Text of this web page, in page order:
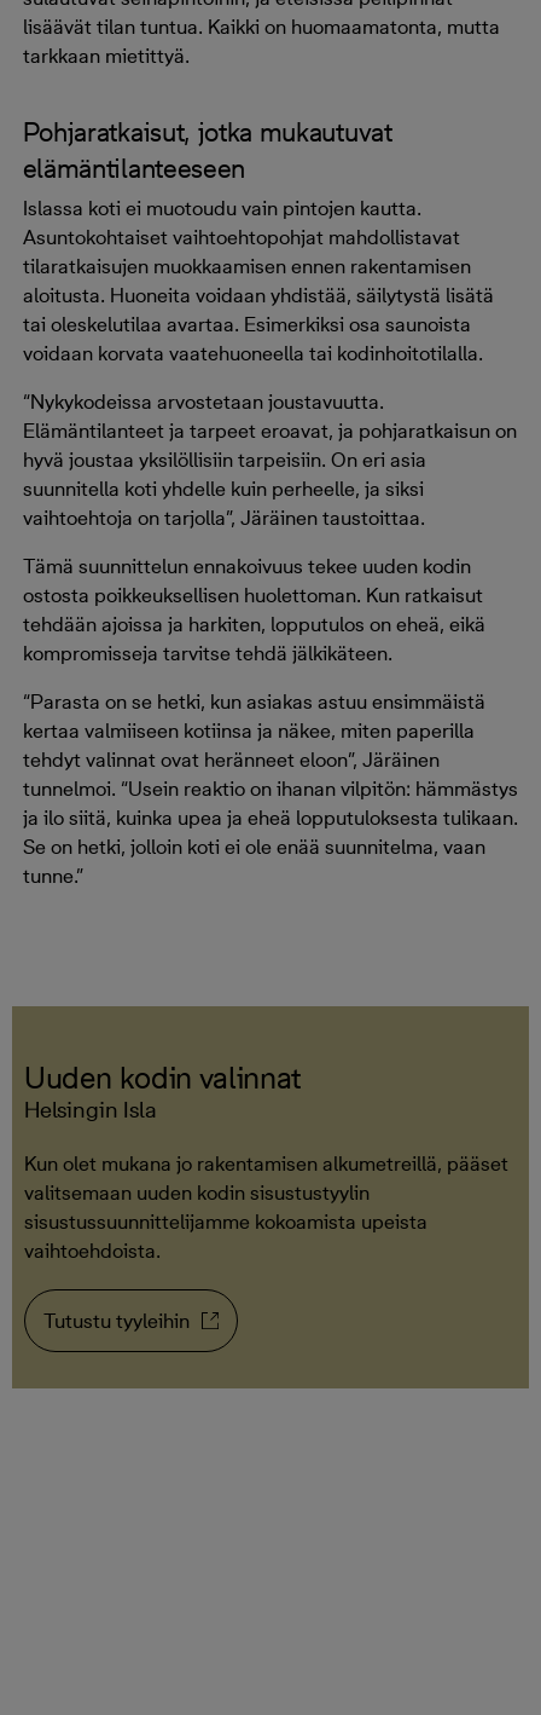
lisäävät tilan tuntua. Kaikki on huomaamatonta, mutta
tarkkaan mietittyä.
Pohjaratkaisut, jotka mukautuvat
elämäntilanteeseen
Islassa koti ei muotoudu vain pintojen kautta.
Asuntokohtaiset vaihtoehtopohjat mahdollistavat
tilaratkaisujen muokkaamisen ennen rakentamisen
aloitusta. Huoneita voidaan yhdistää, säilytystä lisätä
tai oleskelutilaa avartaa. Esimerkiksi osa saunoista
voidaan korvata vaatehuoneella tai kodinhoitotilalla.
“Nykykodeissa arvostetaan joustavuutta.
Elämäntilanteet ja tarpeet eroavat, ja pohjaratkaisun on
hyvä joustaa yksilöllisiin tarpeisiin. On eri asia
suunnitella koti yhdelle kuin perheelle, ja siksi
vaihtoehtoja on tarjolla”, Järäinen taustoittaa.
Tämä suunnittelun ennakoivuus tekee uuden kodin
ostosta poikkeuksellisen huolettoman. Kun ratkaisut
tehdään ajoissa ja harkiten, lopputulos on eheä, eikä
kompromisseja tarvitse tehdä jälkikäteen.
“Parasta on se hetki, kun asiakas astuu ensimmäistä
kertaa valmiiseen kotiinsa ja näkee, miten paperilla
tehdyt valinnat ovat heränneet eloon”, Järäinen
tunnelmoi. “Usein reaktio on ihanan vilpitön: hämmästys
ja ilo siitä, kuinka upea ja eheä lopputuloksesta tulikaan.
Se on hetki, jolloin koti ei ole enää suunnitelma, vaan
tunne.”
Uuden kodin valinnat
Helsingin Isla
Kun olet mukana jo rakentamisen alkumetreillä, pääset
valitsemaan uuden kodin sisustustyylin
sisustussuunnittelijamme kokoamista upeista
vaihtoehdoista.
Tutustu tyyleihin